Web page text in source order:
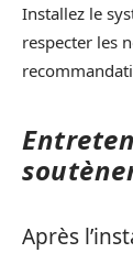
Installez le
respecter les
Après